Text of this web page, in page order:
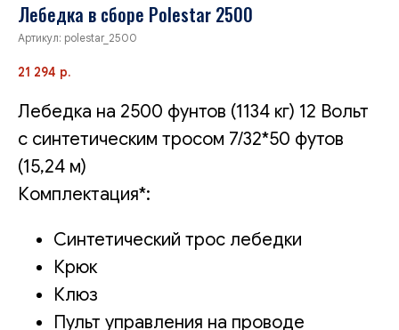
Лебедка в сборе Polestar 2500
Артикул: polestar_2500
21 294 р.
Лебедка на 2500 фунтов (1134 кг) 12 Вольт
c синтетическим тросом 7/32*50 футов
(15,24 м)
Комплектация*:
Синтетический трос лебедки
Крюк
Клюз
Пульт управления на проводе